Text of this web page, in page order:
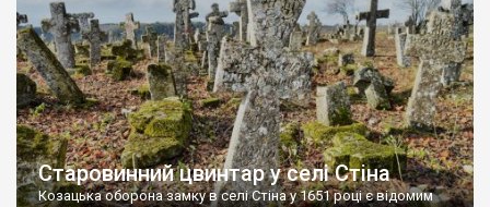
Старовинний цвинтар у селі Стіна
Козацька оборона замку в селі Стіна у 1651 році є відомим